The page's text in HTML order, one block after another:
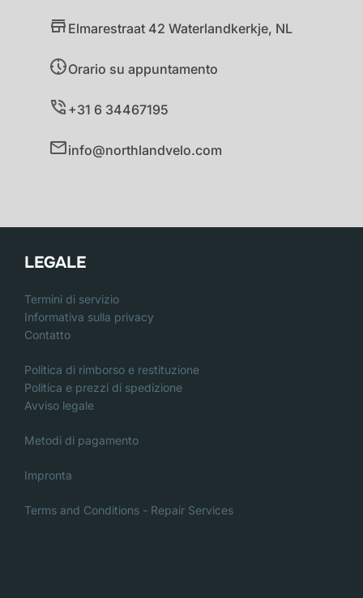
Elmarestraat 42 Waterlandkerkje, NL
Orario su appuntamento
+31 6 34467195
info@northlandvelo.com
LEGALE
Termini di servizio
Informativa sulla privacy
Contatto
Politica di rimborso e restituzione
Politica e prezzi di spedizione
Avviso legale
Metodi di pagamento
Impronta
Terms and Conditions - Repair Services